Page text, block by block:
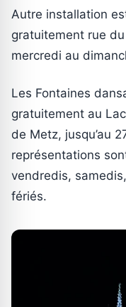
Autre installation
gratuitement rue
mercredi au
Les Fontaines
gratuitement au
de Metz, jusqu’au
représentations
vendredis,
fériés.